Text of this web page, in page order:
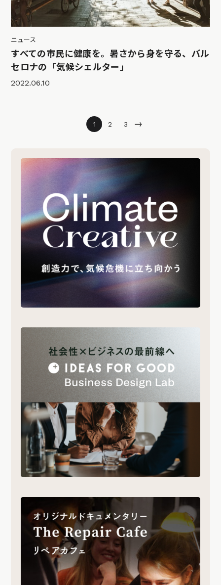
ニュース
すべての市民に健康を。暑さから身を守る、バル
セロナの「気候シェルター」
2022.06.10
1 2 3 →